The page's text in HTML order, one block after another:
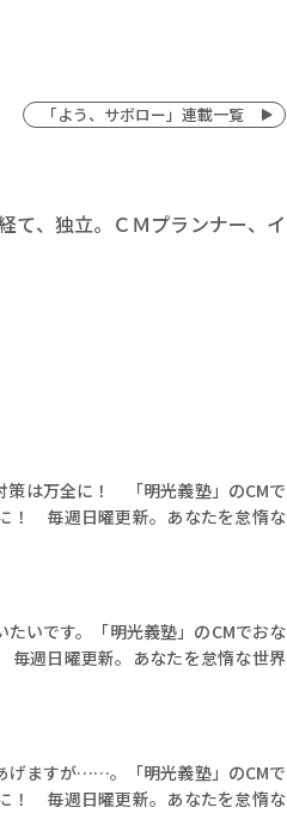
「よう、サボロー」連載一覧
て、独立。ＣＭプランナー、イ
策は万全に！ 「明光義塾」のCMで
！ 毎週日曜更新。あなたを怠惰な
いです。「明光義塾」のCMでおな
週日曜更新。あなたを怠惰な世界
げますが……。「明光義塾」のCMで
！ 毎週日曜更新。あなたを怠惰な